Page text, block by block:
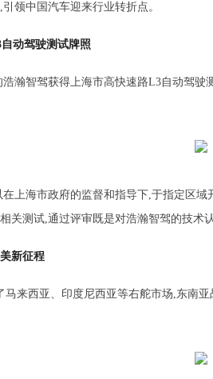
领中国汽车迎来行业转折点。
自动驾驶测试牌照
浩瀚智驾获得上海市高快速路L3自动驾
上海市政府的监督和指导下,于指定区
关测试,通过评审既是对浩瀚智驾的技术
新征程
马来西亚、印度尼西亚等右舵市场,东南